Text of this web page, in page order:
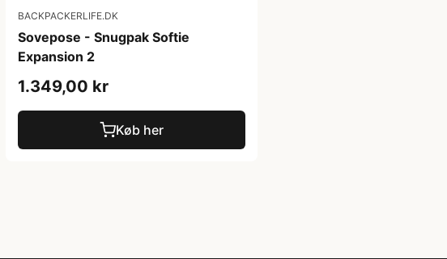
BACKPACKERLIFE.DK
Sovepose - Snugpak Softie
Expansion 2
1.349,00 kr
Køb her